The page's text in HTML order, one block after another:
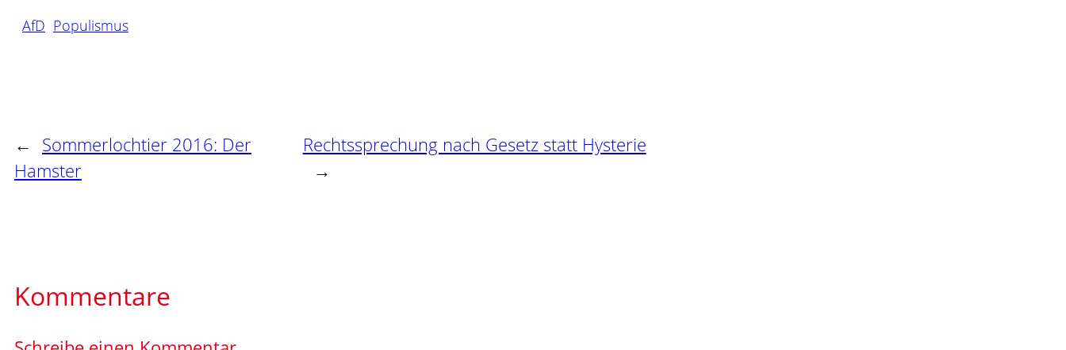
AfD Populismus
← Sommerlochtier 2016: Der
Hamster
Rechtssprechung nach Gesetz statt Hysterie
→
Kommentare